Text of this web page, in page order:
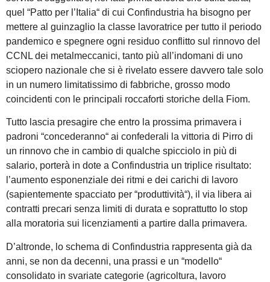
quel “Patto per l’Italia“ di cui Confindustria ha bisogno per
mettere al guinzaglio la classe lavoratrice per tutto il periodo
pandemico e spegnere ogni residuo conflitto sul rinnovo del
CCNL dei metalmeccanici, tanto più all’indomani di uno
sciopero nazionale che si è rivelato essere davvero tale solo
in un numero limitatissimo di fabbriche, grosso modo
coincidenti con le principali roccaforti storiche della Fiom.
Tutto lascia presagire che entro la prossima primavera i
padroni “concederanno“ ai confederali la vittoria di Pirro di
un rinnovo che in cambio di qualche spicciolo in più di
salario, porterà in dote a Confindustria un triplice risultato:
l’aumento esponenziale dei ritmi e dei carichi di lavoro
(sapientemente spacciato per “produttività“), il via libera ai
contratti precari senza limiti di durata e soprattutto lo stop
alla moratoria sui licenziamenti a partire dalla primavera.
D’altronde, lo schema di Confindustria rappresenta già da
anni, se non da decenni, una prassi e un “modello“
consolidato in svariate categorie (agricoltura, lavoro